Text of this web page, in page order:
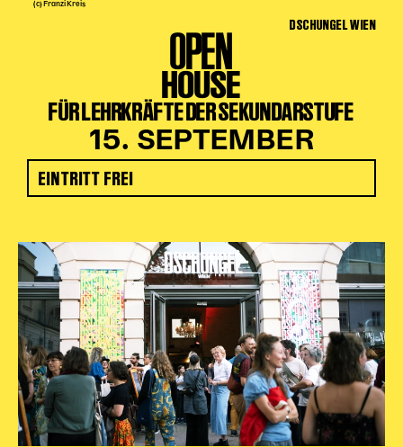
(c) Franzi Kreis
DSCHUNGEL WIEN
OPEN
HOUSE
FÜR LEHRKRÄFTE DER SEKUNDARSTUFE
15. SEPTEMBER
EINTRITT FREI